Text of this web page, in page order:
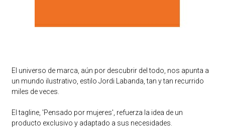
El universo de marca, aún por descubrir del todo, nos apunta a
un mundo ilustrativo, estilo Jordi Labanda, tan y tan recurrido
miles de veces.
El tagline, 'Pensado por mujeres', refuerza la idea de un
producto exclusivo y adaptado a sus necesidades.